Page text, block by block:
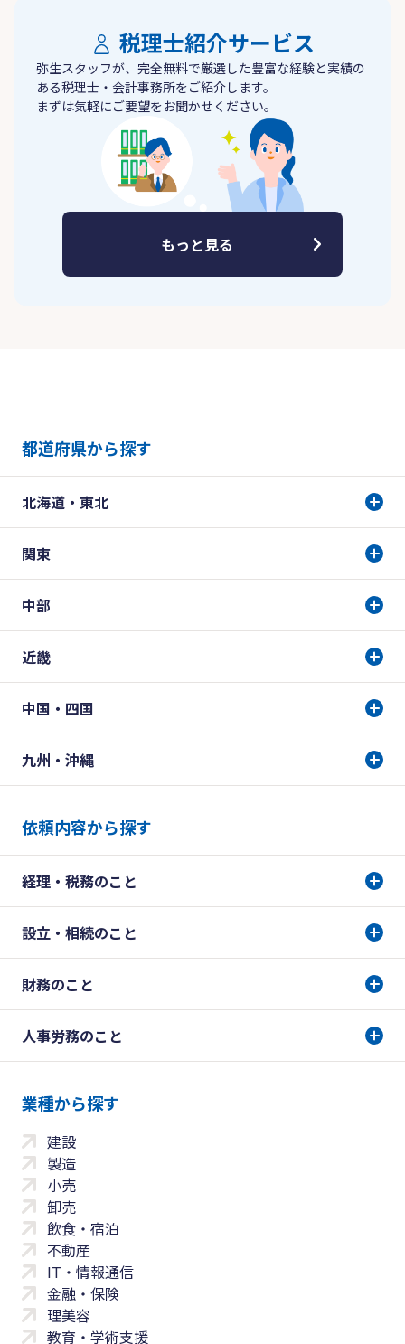
税理士紹介サービス
弥生スタッフが、完全無料で厳選した豊富な経験と実績の
ある税理士・会計事務所をご紹介します。
まずは気軽にご要望をお聞かせください。
もっと見る
都道府県から探す
北海道・東北
関東
中部
近畿
中国・四国
九州・沖縄
依頼内容から探す
経理・税務のこと
設立・相続のこと
財務のこと
人事労務のこと
業種から探す
建設
製造
小売
卸売
飲食・宿泊
不動産
IT・情報通信
金融・保険
理美容
教育・学術支援